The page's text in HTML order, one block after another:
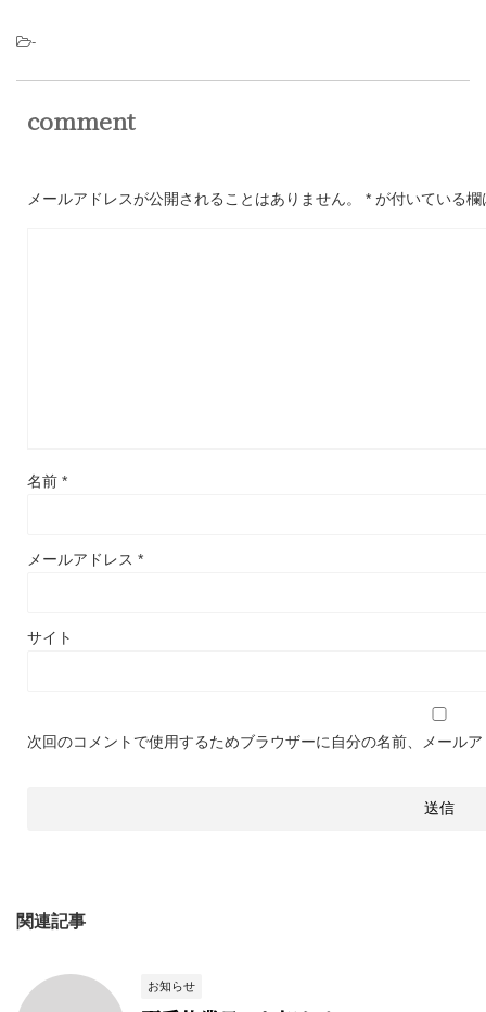
-
comment
メールアドレスが公開されることはありません。 * が付いている
名前 *
メールアドレス *
サイト
次回のコメントで使用するためブラウザーに自分の名前、メール
関連記事
お知らせ